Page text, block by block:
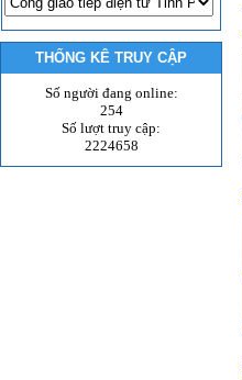
THỐNG KÊ TRUY CẬP
Số người đang online:
254
Số lượt truy cập:
2224658